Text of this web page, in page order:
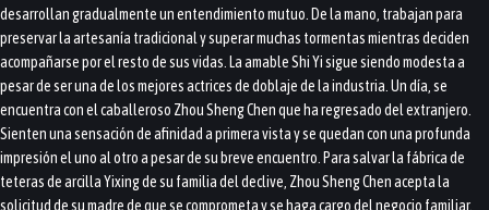
desarrollan gradualmente un entendimiento mutuo. De la mano, trabajan para
preservar la artesanía tradicional y superar muchas tormentas mientras deciden
acompañarse por el resto de sus vidas. La amable Shi Yi sigue siendo modesta a
pesar de ser una de los mejores actrices de doblaje de la industria. Un día, se
encuentra con el caballeroso Zhou Sheng Chen que ha regresado del extranjero.
Sienten una sensación de afinidad a primera vista y se quedan con una profunda
impresión el uno al otro a pesar de su breve encuentro. Para salvar la fábrica de
teteras de arcilla Yixing de su familia del declive, Zhou Sheng Chen acepta la
solicitud de su madre de que se comprometa y se haga cargo del negocio familiar.